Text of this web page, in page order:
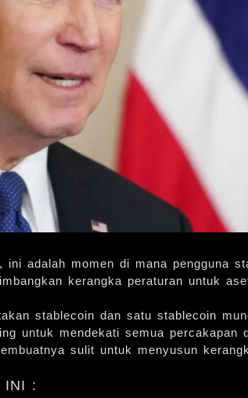
ini adalah momen di mana pengguna
kerangka peraturan untuk
stablecoin dan satu stablecoin
untuk mendekati semua percakapan
sulit untuk menyusun
INI :